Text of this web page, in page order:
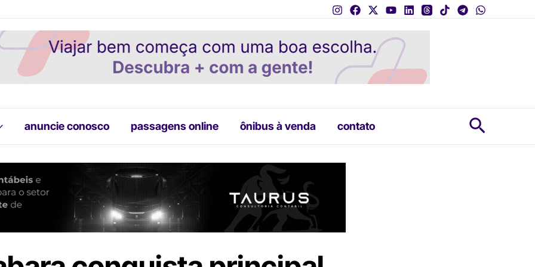
anuncie conosco passagens online ônibus à venda contato